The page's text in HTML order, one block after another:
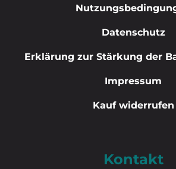
Datenschutz
Erklärung zur Stärkung der
Impressum
Kauf widerrufen
Kontakt